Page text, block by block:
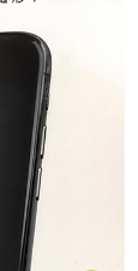
可使用
不負相關責
，依本公司即
將視審查結果
使用之情形，
律行動。